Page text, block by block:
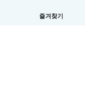
즐겨찾기